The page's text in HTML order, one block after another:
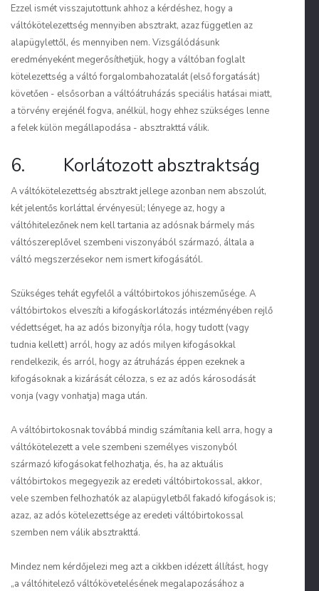
Ezzel ismét visszajutottunk ahhoz a kérdéshez, hogy a
váltókötelezettség mennyiben absztrakt, azaz független az
alapügylettől, és mennyiben nem. Vizsgálódásunk
eredményeként megerősíthetjük, hogy a váltóban foglalt
kötelezettség a váltó forgalombahozatalát (első forgatását)
követően - elsősorban a váltóátruházás speciális hatásai miatt,
a törvény erejénél fogva, anélkül, hogy ehhez szükséges lenne
a felek külön megállapodása - absztrakttá válik.
6. Korlátozott absztraktság
A váltókötelezettség absztrakt jellege azonban nem abszolút,
két jelentős korláttal érvényesül; lényege az, hogy a
váltóhitelezőnek nem kell tartania az adósnak bármely más
váltószereplővel szembeni viszonyából származó, általa a
váltó megszerzésekor nem ismert kifogásától.
Szükséges tehát egyfelől a váltóbirtokos jóhiszeműsége. A
váltóbirtokos elveszíti a kifogáskorlátozás intézményében rejlő
védettséget, ha az adós bizonyítja róla, hogy tudott (vagy
tudnia kellett) arról, hogy az adós milyen kifogásokkal
rendelkezik, és arról, hogy az átruházás éppen ezeknek a
kifogásoknak a kizárását célozza, s ez az adós károsodását
vonja (vagy vonhatja) maga után.
A váltóbirtokosnak továbbá mindig számítania kell arra, hogy a
váltókötelezett a vele szembeni személyes viszonyból
származó kifogásokat felhozhatja, és, ha az aktuális
váltóbirtokos megegyezik az eredeti váltóbirtokossal, akkor,
vele szemben felhozhatók az alapügyletből fakadó kifogások is;
azaz, az adós kötelezettsége az eredeti váltóbirtokossal
szemben nem válik absztrakttá.
Mindez nem kérdőjelezi meg azt a cikkben idézett állítást, hogy
„a váltóhitelező váltókövetelésének megalapozásához a